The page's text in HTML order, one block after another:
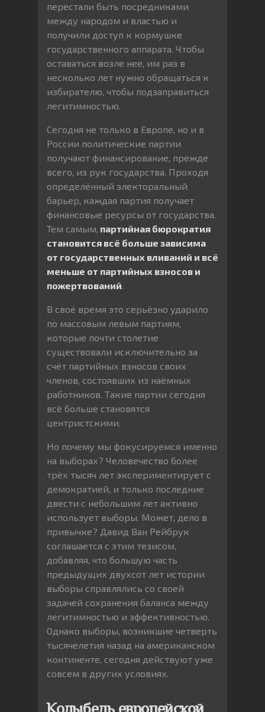
перестали быть посредниками
между народом и властью и
получили доступ к кормушке
государственного аппарата. Чтобы
оставаться возле нее, им раз в
несколько лет нужно обращаться к
избирателю, чтобы подзаправиться
легитимностью.
Сегодня не только в Европе, но и в
России политические партии
получают финансирование, прежде
всего, из рук государства. Проходя
определённый электоральный
барьер, каждая партия получает
финансовые ресурсы от государства.
Тем самым, партийная бюрократия
становится всё больше зависима
от государственных вливаний и всё
меньше от партийных взносов и
пожертвований.
В своё время это серьёзно ударило
по массовым левым партиям,
которые почти столетие
существовали исключительно за
счёт партийных взносов своих
членов, состоявших из наёмных
работников. Такие партии сегодня
всё больше становятся
центристскими.
Но почему мы фокусируемся именно
на выборах? Человечество более
трёх тысяч лет экспериментирует с
демократией, и только последние
двести с небольшим лет активно
использует выборы. Может, дело в
привычке? Давид Ван Рейбрук
соглашается с этим тезисом,
добавляя, что большую часть
предыдущих двухсот лет истории
выборы справлялись со своей
задачей сохранения баланса между
легитимностью и эффективностью.
Однако выборы, возникшие четверть
тысячелетия назад на американском
континенте, сегодня действуют уже
совсем в других условиях.
Колыбель европейской